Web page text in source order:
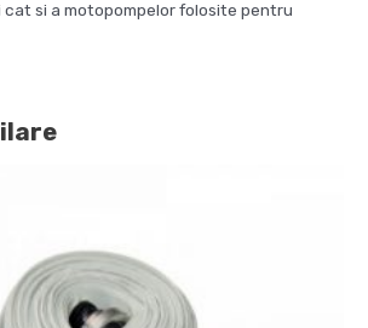
si a motopompelor folosite pentru